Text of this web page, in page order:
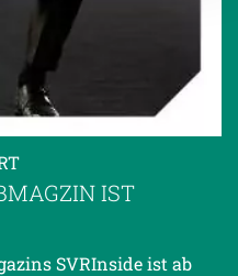
IST
SVRInside ist ab